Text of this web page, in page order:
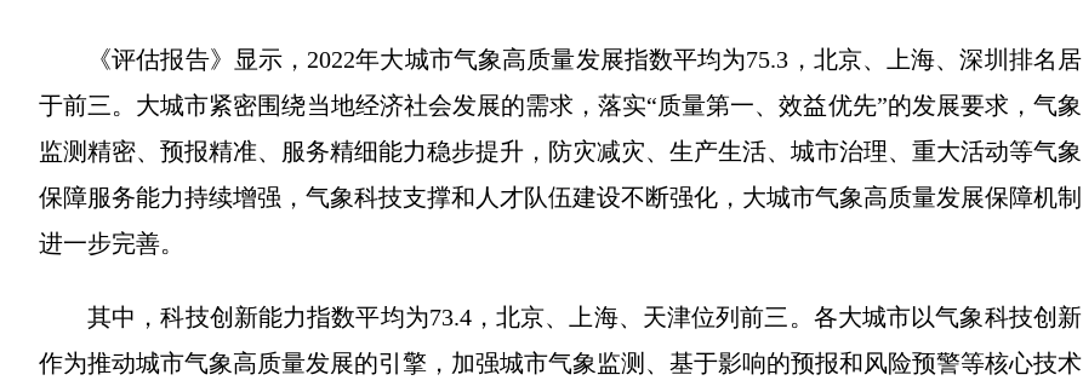
《评估报告》显示，2022年大城市气象高质量发展指数平均为75.3，北京、上海、深圳排名居
于前三。大城市紧密围绕当地经济社会发展的需求，落实“质量第一、效益优先”的发展要求，气象
监测精密、预报精准、服务精细能力稳步提升，防灾减灾、生产生活、城市治理、重大活动等气象
保障服务能力持续增强，气象科技支撑和人才队伍建设不断强化，大城市气象高质量发展保障机制
进一步完善。
其中，科技创新能力指数平均为73.4，北京、上海、天津位列前三。各大城市以气象科技创新
作为推动城市气象高质量发展的引擎，加强城市气象监测、基于影响的预报和风险预警等核心技术